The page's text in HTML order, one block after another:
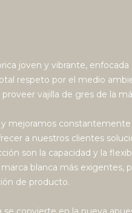
joven y vibrante,
respeto por el medio
proveer vajilla de gres de la
y mejoramos
a nuestros clientes
son la capacidad y la
blanca más exigentes,
de producto.